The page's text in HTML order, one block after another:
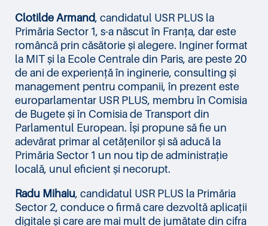
Clotilde Armand, candidatul USR PLUS la
Primăria Sector 1, s-a născut în Franța, dar este
româncă prin căsătorie și alegere. Inginer format
la MIT și la Ecole Centrale din Paris, are peste 20
de ani de experiență în inginerie, consulting și
management pentru companii, în prezent este
europarlamentar USR PLUS, membru în Comisia
de Bugete și în Comisia de Transport din
Parlamentul European. Își propune să fie un
adevărat primar al cetățenilor și să aducă la
Primăria Sector 1 un nou tip de administrație
locală, unul eficient și necorupt.
Radu Mihaiu, candidatul USR PLUS la Primăria
Sector 2, conduce o firmă care dezvoltă aplicații
digitale și care are mai mult de jumătate din cifra